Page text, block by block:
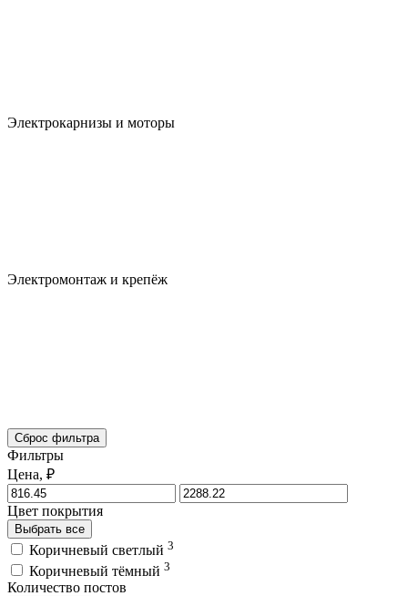
Электрокарнизы и моторы
Электромонтаж и крепёж
Сброс фильтра
Фильтры
Цена, ₽
Цвет покрытия
Выбрать все
Коричневый светлый 3
Коричневый тёмный 3
Количество постов